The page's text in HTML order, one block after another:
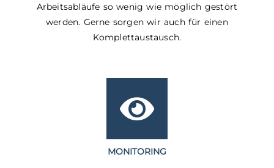
Arbeitsabläufe so wenig wie möglich gestört
werden. Gerne sorgen wir auch für einen
Komplettaustausch.
MONITORING